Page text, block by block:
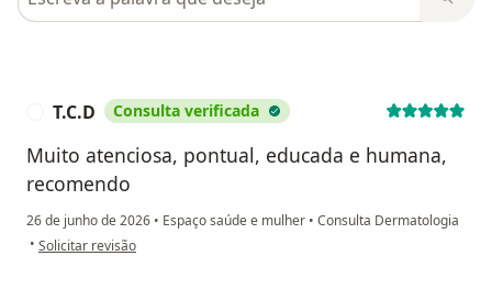
T.C.D Consulta verificada
Muito atenciosa, pontual, educada e humana,
recomendo
26 de junho de 2026 • Espaço saúde e mulher • Consulta Dermatologia
• na opinião do utilizador T.C.D
Solicitar revisão